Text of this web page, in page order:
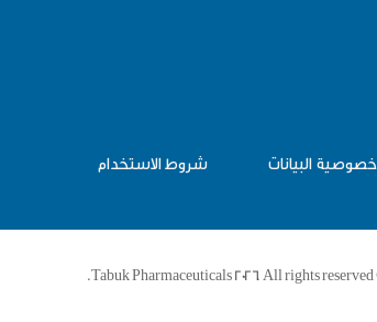
خصوصية البيانات شروط الاستخدام
©